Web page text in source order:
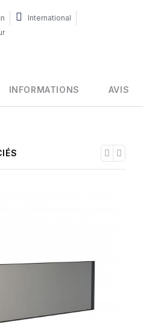
International
INFORMATIONS AVIS